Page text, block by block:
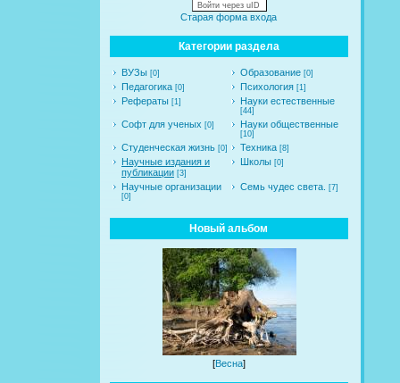
Войти через uID
Старая форма входа
Категории раздела
ВУЗы [0] Образование [0]
Педагогика [0] Психология [1]
Рефераты [1] Науки естественные
[44]
Софт для ученых [0] Науки общественные
[10]
Студенческая жизнь [0] Техника [8]
Научные издания и
публикации [3]
Школы [0]
Научные организации
[0]
Семь чудес света. [7]
Новый альбом
[Весна]